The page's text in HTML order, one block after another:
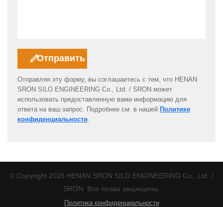
Отправляя эту форму, вы соглашаетесь с тем, что HENAN
SRON SILO ENGINEERING Co., Ltd. / SRON может
использовать предоставленную вами информацию для
ответа на ваш запрос. Подробнее см. в нашей Политике
конфиденциальности
© Copyright 2026 HENAN SRON SILO ENGINEERING Co., Ltd. /
SRON. Все права защищены.
Политика конфиденциальности